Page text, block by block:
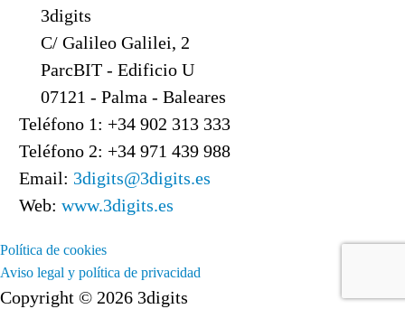
3digits
C/ Galileo Galilei, 2
ParcBIT - Edificio U
07121 - Palma - Baleares
Teléfono 1: +34 902 313 333
Teléfono 2: +34 971 439 988
Email: 3digits@3digits.es
Web: www.3digits.es
Política de cookies
Aviso legal y política de privacidad
Copyright © 2026 3digits